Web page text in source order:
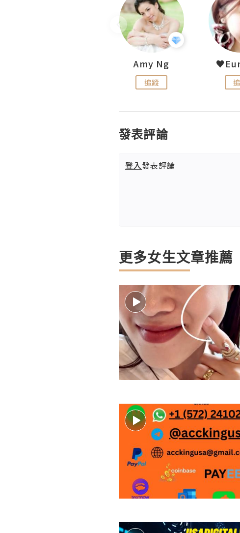
Amy Ng
追蹤
發表評論
登入發表評論
更多女生文章推薦